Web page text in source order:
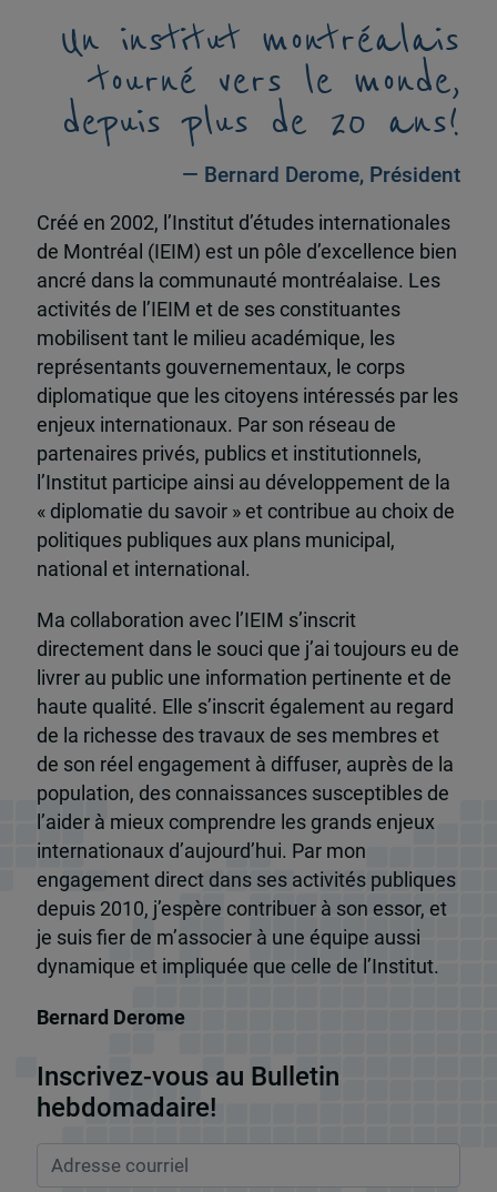
Un institut montréalais
tourné vers le monde,
depuis plus de 20 ans!
— Bernard Derome, Président
Créé en 2002, l’Institut d’études internationales
de Montréal (IEIM) est un pôle d’excellence bien
ancré dans la communauté montréalaise. Les
activités de l’IEIM et de ses constituantes
mobilisent tant le milieu académique, les
représentants gouvernementaux, le corps
diplomatique que les citoyens intéressés par les
enjeux internationaux. Par son réseau de
partenaires privés, publics et institutionnels,
l’Institut participe ainsi au développement de la
« diplomatie du savoir » et contribue au choix de
politiques publiques aux plans municipal,
national et international.
Ma collaboration avec l’IEIM s’inscrit
directement dans le souci que j’ai toujours eu de
livrer au public une information pertinente et de
haute qualité. Elle s’inscrit également au regard
de la richesse des travaux de ses membres et
de son réel engagement à diffuser, auprès de la
population, des connaissances susceptibles de
l’aider à mieux comprendre les grands enjeux
internationaux d’aujourd’hui. Par mon
engagement direct dans ses activités publiques
depuis 2010, j’espère contribuer à son essor, et
je suis fier de m’associer à une équipe aussi
dynamique et impliquée que celle de l’Institut.
Bernard Derome
Inscrivez-vous au Bulletin
hebdomadaire!